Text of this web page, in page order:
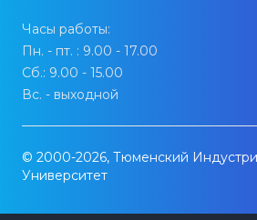
Часы работы:
Пн. - пт. : 9.00 - 17.00
Сб.: 9.00 - 15.00
Вс. - выходной
© 2000-2026, Тюменский
Университет